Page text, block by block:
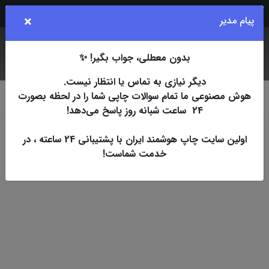
جستجو
چاپ اسپات قالب قالب اتیکت
قالب اتیکت 22 مهر 1402
پیام مدیر ×
بدون معطلی، جواب بگیر! ✨
دیگر نیازی به تماس یا انتظار نیست.
هوش مصنوعی ما تمام سوالات چاپی شما را در لحظه بصورت
24 ساعت شبانه روز پاسخ می‌دهد!
اولین سایت چاپ هوشمند ایران با پشتیبانی 24 ساعته ، در
خدمت شماست!